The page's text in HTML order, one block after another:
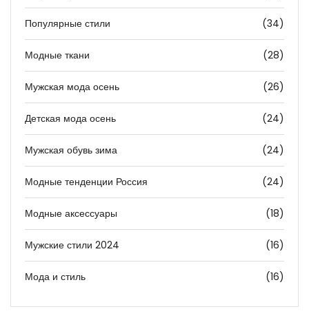
Популярные стили (34)
Модные ткани (28)
Мужская мода осень (26)
Детская мода осень (24)
Мужская обувь зима (24)
Модные тенденции Россия (24)
Модные аксессуары (18)
Мужские стили 2024 (16)
Мода и стиль (16)